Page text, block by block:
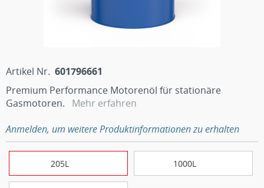
Artikel Nr. 601796661
Premium Performance Motorenöl für stationäre
Gasmotoren.
Mehr erfahren
Anmelden, um weitere Produktinformationen zu erhalten
205L 1000L